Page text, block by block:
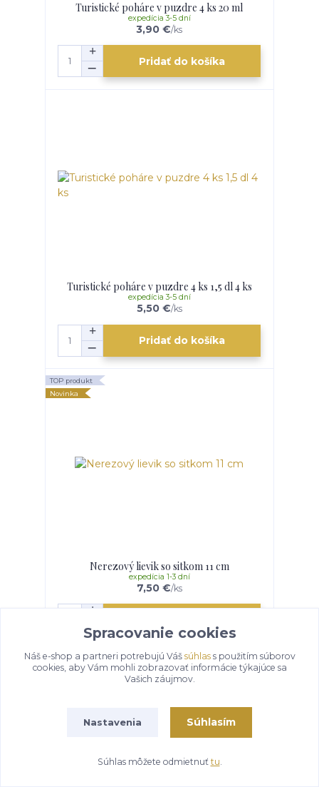
Turistické poháre v puzdre 4 ks 20 ml
3,90 €/ks
expedícia 3-5 dní
Pridať do košíka
Turistické poháre v puzdre 4 ks 1,5 dl 4 ks
5,50 €/ks
expedícia 3-5 dní
Pridať do košíka
TOP produkt
Novinka
Nerezový lievik so sitkom 11 cm
7,50 €/ks
expedícia 1-3 dní
Spracovanie cookies
Náš e-shop a partneri potrebujú Váš súhlass použitím súborov
cookies, aby Vám mohli zobrazovať informácie týkajúce sa
Vašich záujmov.
Nastavenia Súhlasím
Súhlas môžete odmietnuť tu